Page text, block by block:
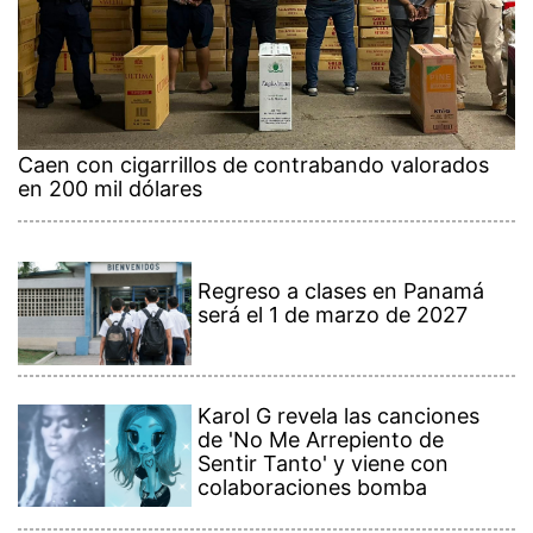
Caen con cigarrillos de contrabando valorados
en 200 mil dólares
Regreso a clases en Panamá
será el 1 de marzo de 2027
Karol G revela las canciones
de 'No Me Arrepiento de
Sentir Tanto' y viene con
colaboraciones bomba